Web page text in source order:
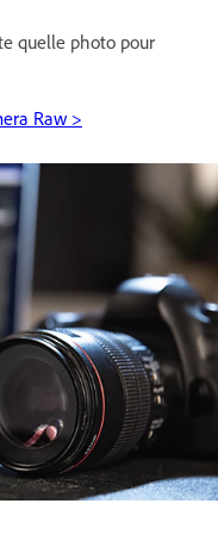
quelle photo pour
Raw >